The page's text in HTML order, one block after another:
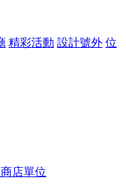
精彩活動 設計號外 位
店單位